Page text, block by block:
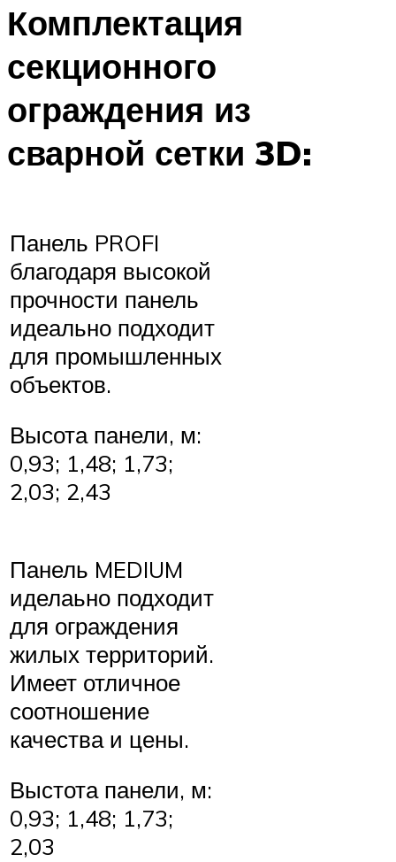
Комплектация
секционного
ограждения из
сварной сетки 3D:
Панель PROFI
благодаря высокой
прочности панель
идеально подходит
для промышленных
объектов.
Высота панели, м:
0,93; 1,48; 1,73;
2,03; 2,43
Панель MEDIUM
иделаьно подходит
для ограждения
жилых территорий.
Имеет отличное
соотношение
качества и цены.
Выстота панели, м:
0,93; 1,48; 1,73;
2,03